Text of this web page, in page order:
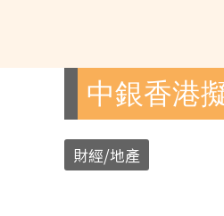
中銀香港
財經/地產